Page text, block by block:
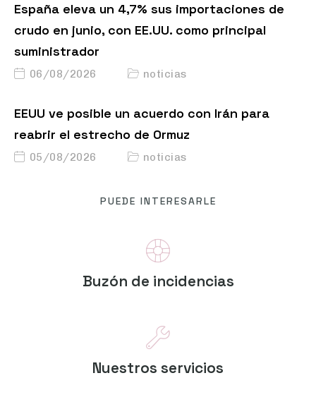
España eleva un 4,7% sus importaciones de
crudo en junio, con EE.UU. como principal
suministrador
06/08/2026 noticias
EEUU ve posible un acuerdo con Irán para
reabrir el estrecho de Ormuz
05/08/2026 noticias
PUEDE INTERESARLE
Buzón de incidencias
Nuestros servicios